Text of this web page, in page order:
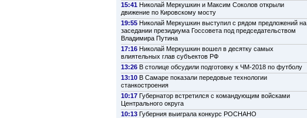
15:41 Николай Меркушкин и Максим Соколов открыли
движение по Кировскому мосту
19:55 Николай Меркушкин выступил с рядом предложений на
заседании президиума Госсовета под председательством
Владимира Путина
17:16 Николай Меркушкин вошел в десятку самых
влиятельных глав субъектов РФ
13:26 В столице обсудили подготовку к ЧМ-2018 по футболу
13:10 В Самаре показали передовые технологии
станкостроения
10:17 Губернатор встретился с командующим войсками
Центрального округа
10:13 Губерния выиграла конкурс РОСНАНО